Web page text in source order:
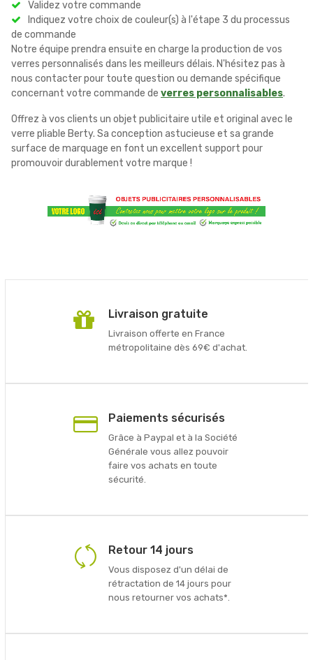
Validez votre commande
Indiquez votre choix de couleur(s) à l'étape 3 du processus
de commande
Notre équipe prendra ensuite en charge la production de vos
verres personnalisés dans les meilleurs délais. N'hésitez pas à
nous contacter pour toute question ou demande spécifique
concernant votre commande de verres personnalisables.
Offrez à vos clients un objet publicitaire utile et original avec le
verre pliable Berty. Sa conception astucieuse et sa grande
surface de marquage en font un excellent support pour
promouvoir durablement votre marque !
Livraison gratuite
Livraison offerte en France
métropolitaine dès 69€ d'achat.
Paiements sécurisés
Grâce à Paypal et à la Société
Générale vous allez pouvoir
faire vos achats en toute
sécurité.
Retour 14 jours
Vous disposez d'un délai de
rétractation de 14 jours pour
nous retourner vos achats*.